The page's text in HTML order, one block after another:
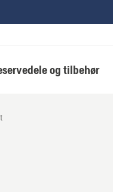
og tilbehør